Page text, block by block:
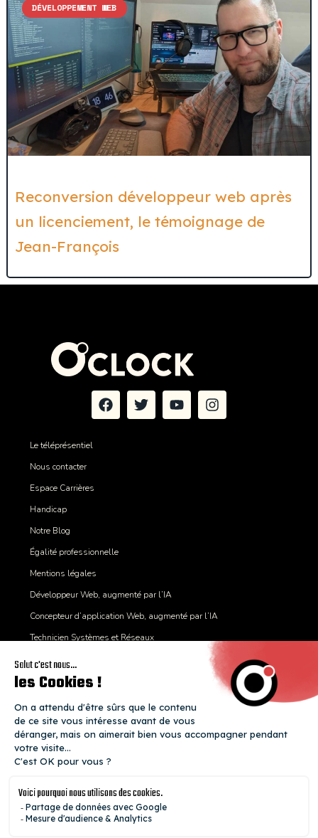
DÉVELOPPEMENT WEB
Reconversion développeur web après
un licenciement, le témoignage de
Jean-François
Le téléprésentiel
Nous contacter
Espace Carrières
Handicap
Notre Blog
Égalité professionnelle
Mentions légales
Développeur Web, augmenté par l’IA
Concepteur d’application Web, augmenté par l’IA
Technicien Systèmes et Réseaux
Expert CyberSécurité
Certificat Qualiopi
Mobilité internationale
Un coup de fil ?
+33 1 89 71 65 30